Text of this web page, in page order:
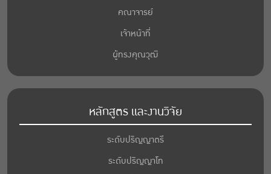
คณาจารย์
เจ้าหน้าที่
ผู้ทรงคุณวุฒิ
หลักสูตร และงานวิจัย
ระดับปริญญาตรี
ระดับปริญญาโท